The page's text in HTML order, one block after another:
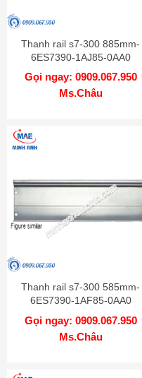
Thanh rail s7-300 885mm-
6ES7390-1AJ85-0AA0
Gọi ngay: 0909.067.950
Ms.Châu
Thanh rail s7-300 585mm-
6ES7390-1AF85-0AA0
Gọi ngay: 0909.067.950
Ms.Châu